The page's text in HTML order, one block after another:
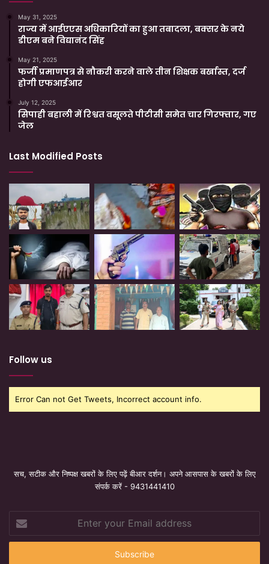
May 31, 2025
राज्य में आईएएस अधिकारियों का हुआ तबादला, बक्सर के नये
डीएम बने विद्यानंद सिंह
May 21, 2025
फर्जी प्रमाणपत्र से नौकरी करने वाले तीन शिक्षक बर्खास्त, दर्ज
होगी एफआईआर
July 12, 2025
सिपाही बहाली में रिश्वत वसूलते पीटीसी समेत चार गिरफ्तार, गए
जेल
Last Modified Posts
Follow us
Error Can not Get Tweets, Incorrect account info.
सच, सटीक और निष्पक्ष खबरों के लिए पढ़ें बीआर दर्शन। अपने आसपास के खबरों के लिए
संपर्क करें - 9431441410
your
Email